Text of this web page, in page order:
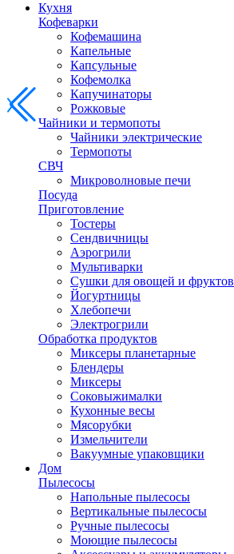
Кухня
Кофеварки
Кофемашина
Капельные
Капсульные
Кофемолка
Капучинаторы
Рожковые
Чайники и термопоты
Чайники электрические
Термопоты
СВЧ
Микроволновые печи
Посуда
Приготовление
Тостеры
Сендвичницы
Аэрогрили
Мультиварки
Сушки для овощей и фруктов
Йогуртницы
Хлебопечи
Электрогрили
Обработка продуктов
Миксеры планетарные
Блендеры
Миксеры
Соковыжималки
Кухонные весы
Мясорубки
Измельчители
Вакуумные упаковщики
Дом
Пылесосы
Напольные пылесосы
Вертикальные пылесосы
Ручные пылесосы
Моющие пылесосы